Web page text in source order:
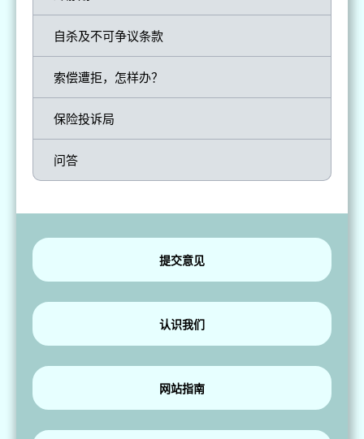
问答
保险投诉局
索偿遭拒，怎样办？
自杀及不可争议条款
提交意见
认识我们
网站指南